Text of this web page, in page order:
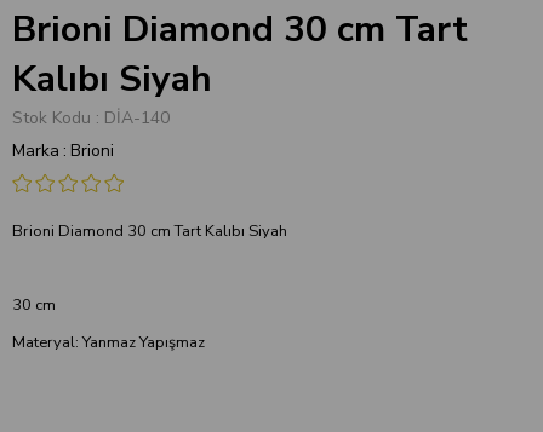
Brioni Diamond 30 cm Tart
Kalıbı Siyah
Stok Kodu
DİA-140
Marka : Brioni
Brioni Diamond 30 cm Tart Kalıbı Siyah
30 cm
Materyal: Yanmaz Yapışmaz